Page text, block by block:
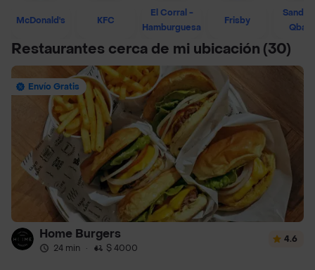
McDonald's KFC
El Corral -
Hamburguesa
Frisby
Restaurantes cerca de mi ubicación (30)
Envío Gratis
Home Burgers
24 min · $ 4000
4.6